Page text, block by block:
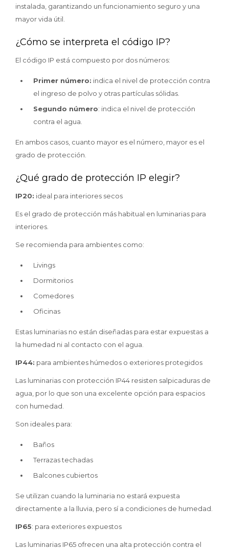
instalada, garantizando un funcionamiento seguro y una
mayor vida útil.
¿Cómo se interpreta el código IP?
El código IP está compuesto por dos números:
Primer número: indica el nivel de protección contra
el ingreso de polvo y otras partículas sólidas.
Segundo número: indica el nivel de protección
contra el agua.
En ambos casos, cuanto mayor es el número, mayor es el
grado de protección.
¿Qué grado de protección IP elegir?
IP20: ideal para interiores secos
Es el grado de protección más habitual en luminarias para
interiores.
Se recomienda para ambientes como:
Livings
Dormitorios
Comedores
Oficinas
Estas luminarias no están diseñadas para estar expuestas a
la humedad ni al contacto con el agua.
IP44: para ambientes húmedos o exteriores protegidos
Las luminarias con protección IP44 resisten salpicaduras de
agua, por lo que son una excelente opción para espacios
con humedad.
Son ideales para:
Baños
Terrazas techadas
Balcones cubiertos
Se utilizan cuando la luminaria no estará expuesta
directamente a la lluvia, pero sí a condiciones de humedad.
IP65: para exteriores expuestos
Las luminarias IP65 ofrecen una alta protección contra el